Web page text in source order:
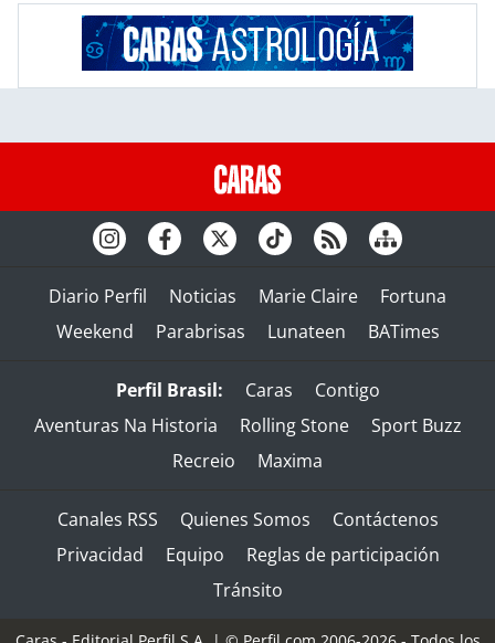
Diario Perfil Noticias Marie Claire
Fortuna
Weekend
Parabrisas Lunateen BATimes
Perfil Brasil: Caras
Contigo
Aventuras Na Historia
Rolling Stone
Sport Buzz
Recreio
Maxima
Canales RSS Quienes Somos
Contáctenos
Privacidad
Equipo
Reglas de participación
Tránsito